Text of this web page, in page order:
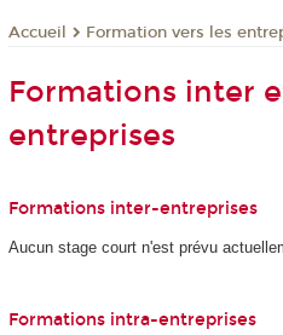
Accueil Formation vers les
Formations inter
entreprises
Formations inter-entreprises
Aucun stage court n'est prévu
Formations intra-entreprises